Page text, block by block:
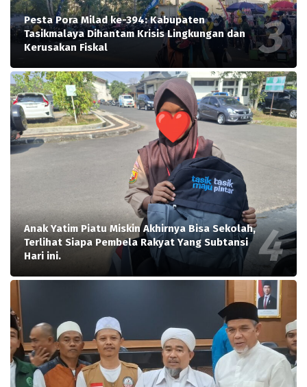
Pesta Pora Milad ke-394: Kabupaten
Tasikmalaya Dihantam Krisis Lingkungan dan
Kerusakan Fiskal
Anak Yatim Piatu Miskin Akhirnya Bisa Sekolah,
Terlihat Siapa Pembela Rakyat Yang Subtansi
Hari ini.